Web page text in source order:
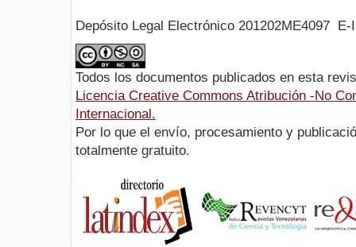
Depósito Legal Electrónico 201202ME4097 E-
Todos los documentos publicados en esta
Licencia Creative Commons Atribución -No
Internacional.
Por lo que el envío, procesamiento y
totalmente gratuito.